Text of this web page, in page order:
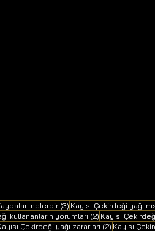
nelerdir (3) 3 yazı
Kayısı Çekirdeği yağı
kullananların yorumları (2) 2 yazı
Kayısı
yazı Çekirdeği yağı zararları (2) 2 yazı
Kayısı